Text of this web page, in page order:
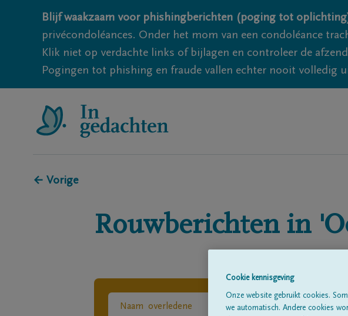
Blijf waakzaam voor phishingberichten (poging tot
privécondoléances. Onder het mom van een condoléance
Klik niet op verdachte links of bijlagen en controleer de
Pogingen tot phishing en fraude vallen echter nooit volledig
← Vorige
Rouwberichten in
Cookie kennisgeving
Onze website gebruikt cookies.
we automatisch. Andere cookies